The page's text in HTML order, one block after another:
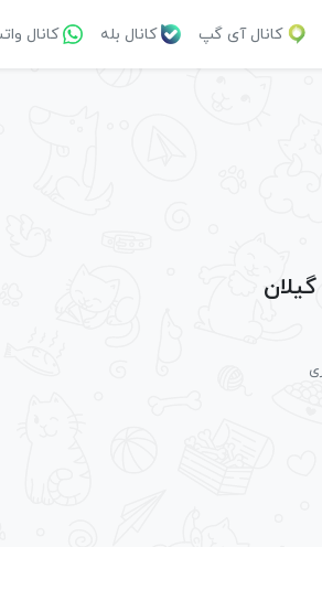
کانال آی گپ کانال بله کانال
گیلان